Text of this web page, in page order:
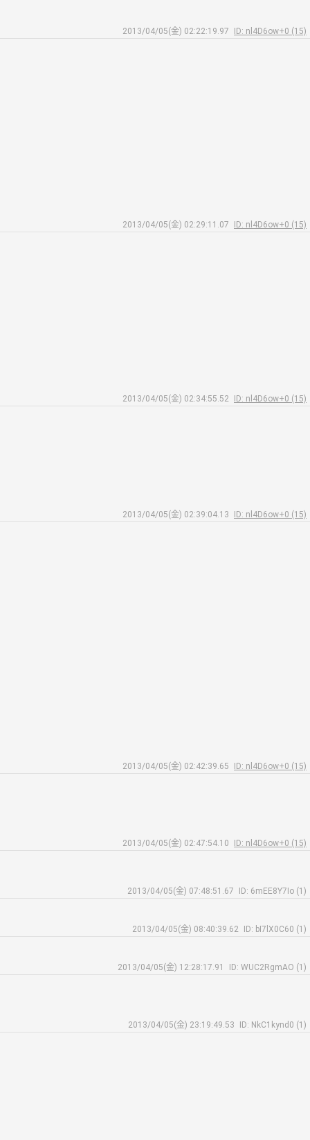
2013/04/05(金) 02:22:19.97
ID: nl4D6ow+0 (15)
2013/04/05(金) 02:29:11.07
ID: nl4D6ow+0 (15)
2013/04/05(金) 02:34:55.52
ID: nl4D6ow+0 (15)
2013/04/05(金) 02:39:04.13
ID: nl4D6ow+0 (15)
2013/04/05(金) 02:42:39.65
ID: nl4D6ow+0 (15)
2013/04/05(金) 02:47:54.10
ID: nl4D6ow+0 (15)
2013/04/05(金) 07:48:51.67
ID: 6mEE8Y7Io (1)
2013/04/05(金) 08:40:39.62
ID: bI7lX0C60 (1)
2013/04/05(金) 12:28:17.91
ID: WUC2RgmAO (1)
2013/04/05(金) 23:19:49.53
ID: NkC1kynd0 (1)